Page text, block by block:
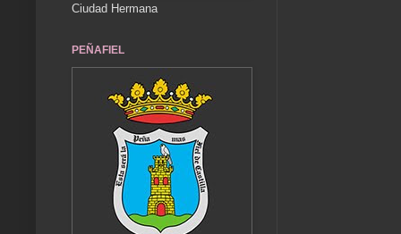
Ciudad Hermana
PEÑAFIEL